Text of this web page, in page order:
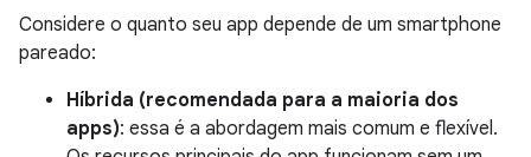
Considere o quanto seu app depende de um smartphone
pareado:
Híbrida (recomendada para a maioria dos
apps): essa é a abordagem mais comum e flexível.